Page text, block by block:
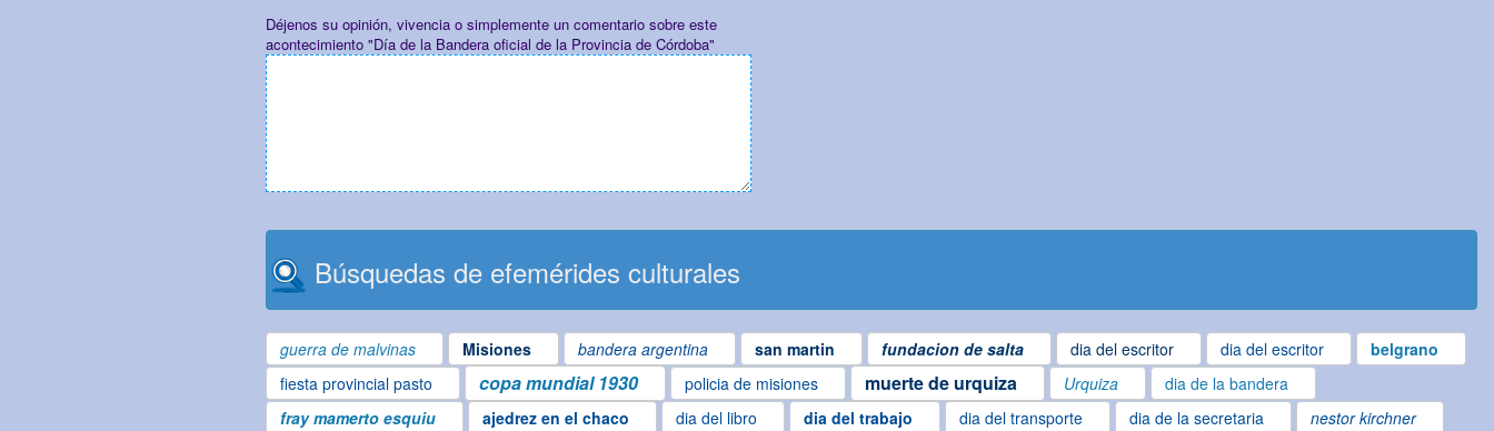
Déjenos su opinión, vivencia o simplemente un comentario sobre este
acontecimiento "Día de la Bandera oficial de la Provincia de Córdoba"
Búsquedas de efemérides culturales
guerra de malvinas Misiones bandera argentina san martin fundacion de salta dia del escritor dia del escritor
belgrano
fiesta provincial pasto
copa mundial 1930 policia de misiones muerte de urquiza Urquiza
dia de la bandera
fray mamerto esquiu
ajedrez en el chaco dia del libro dia del trabajo dia del transporte dia de la secretaria
nestor kirchner